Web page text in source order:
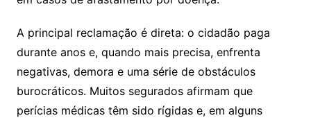
A principal reclamação é direta: o cidadão paga
durante anos e, quando mais precisa, enfrenta
negativas, demora e uma série de obstáculos
burocráticos. Muitos segurados afirmam que
perícias médicas têm sido rígidas e, em alguns